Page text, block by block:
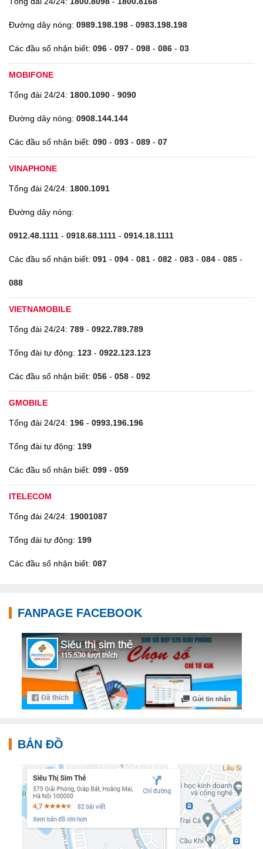
Đường dây nóng: 0989.198.198 - 0983.198.198
Các đầu số nhận biết: 096 - 097 - 098 - 086 - 03
MOBIFONE
Tổng đài 24/24: 1800.1090 - 9090
Đường dây nóng: 0908.144.144
Các đầu số nhận biết: 090 - 093 - 089 - 07
VINAPHONE
Tổng đài 24/24: 1800.1091
Đường dây nóng:
0912.48.1111 - 0918.68.1111 - 0914.18.1111
Các đầu số nhận biết: 091 - 094 - 081 - 082 - 083 - 084 - 085 -
088
VIETNAMOBILE
Tổng đài 24/24: 789 - 0922.789.789
Tổng đài tự động: 123 - 0922.123.123
Các đầu số nhận biết: 056 - 058 - 092
GMOBILE
Tổng đài 24/24: 196 - 0993.196.196
Tổng đài tự động: 199
Các đầu số nhận biết: 099 - 059
ITELECOM
Tổng đài 24/24: 19001087
Tổng đài tự động: 199
Các đầu số nhận biết: 087
FANPAGE FACEBOOK
BẢN ĐỒ